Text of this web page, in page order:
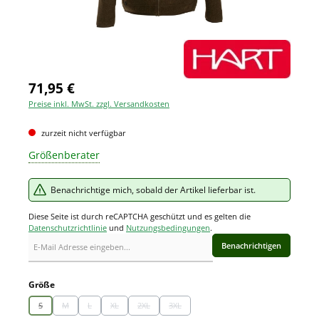
71,95 €
Preise inkl. MwSt. zzgl. Versandkosten
zurzeit nicht verfügbar
Größenberater
Benachrichtige mich, sobald der Artikel lieferbar ist.
Diese Seite ist durch reCAPTCHA geschützt und es gelten die
Datenschutzrichtlinie und Nutzungsbedingungen.
Benachrichtigen
Größeauswählen
S
(Diese Option ist zurzeit nicht verfügbar.)
M
(Diese Option ist zurzeit nicht verfügbar.)
L
(Diese Option ist zurzeit nicht verfügbar.)
XL
(Diese Option ist zurzeit nicht verfügbar.)
2XL
(Diese Option ist zurzeit nicht verfügbar.)
3XL
(Diese Option ist zurzeit nicht verfügbar.)